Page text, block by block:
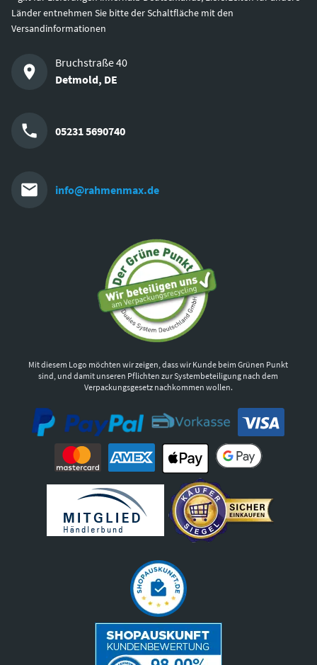
Länder entnehmen Sie bitte der Schaltfläche mit den
Versandinformationen
Bruchstraße 40
Detmold, DE
05231 5690740
info@rahmenmax.de
Mit diesem Logo möchten wir zeigen, dass wir Kunde beim Grünen Punkt
sind, und damit unseren Pflichten zur Systembeteiligung nach dem
Verpackungsgesetz nachkommen wollen.